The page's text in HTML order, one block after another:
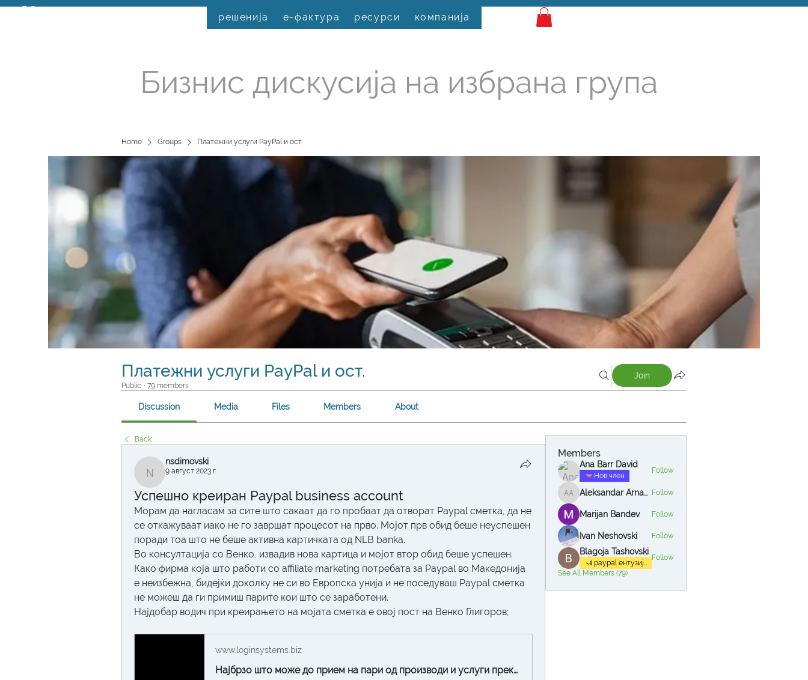
решенија е-фактура ресурси компанија
Бизнис дискусија на избрана група
Home Groups Платежни услуги PayPal и ост.
Платежни услуги PayPal и ост.
Public · 79 members
Join
Discussion Media Files Members About
Back
nsdimovski
nsdimovski
9 август 2023 г.
Успешно креиран Paypal business account
Морам да нагласам за сите што сакаат да го пробаат да отворат Paypal сметка, да не
се откажуваат иако не го завршат процесот на прво. Мојот прв обид беше неуспешен
поради тоа што не беше активна картичката од NLB banka.
Во консултација со Венко, извадив нова картица и мојот втор обид беше успешен.
Како фирма која што работи со affiliate marketing потребата за Paypal во Македонија
е неизбежна, бидејќи доколку не си во Европска унија и не поседуваш Paypal сметка
не можеш да ги примиш парите кои што се заработени.
Најдобар водич при креирањето на мојата сметка е овој пост на Венко Глигоров;
www.loginsystems.biz
Најбрзо што може до прием на пари од производи и услуги преку Пејпал | форум
Members
Ana Barr David
Нов член
Follow
Aleksandar Arnautov
Aleksandar Arnautov Follow
Marijan Bandev Follow
Ivan Neshovski Follow
Blagoja Tashovski
paypal ентузијаст
Follow
See All Members (79)